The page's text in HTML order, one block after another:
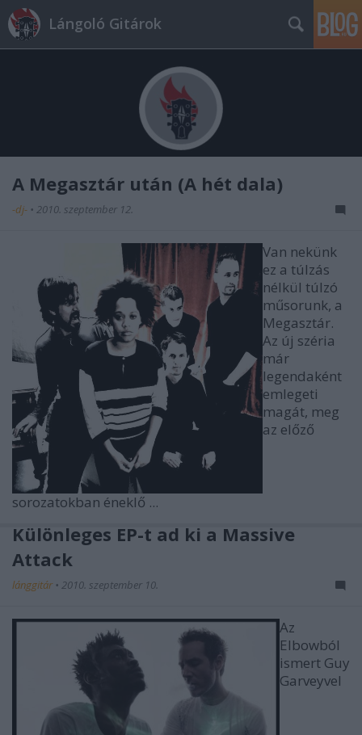
Lángoló Gitárok
A Megasztár után (A hét dala)
-dj- • 2010. szeptember 12.
Van nekünk
ez a túlzás
nélkül túlzó
műsorunk, a
Megasztár.
Az új széria
már
legendaként
emlegeti
magát, meg
az előző
sorozatokban éneklő ...
Különleges EP-t ad ki a Massive
Attack
lánggitár • 2010. szeptember 10.
Az
Elbowból
ismert Guy
Garveyvel